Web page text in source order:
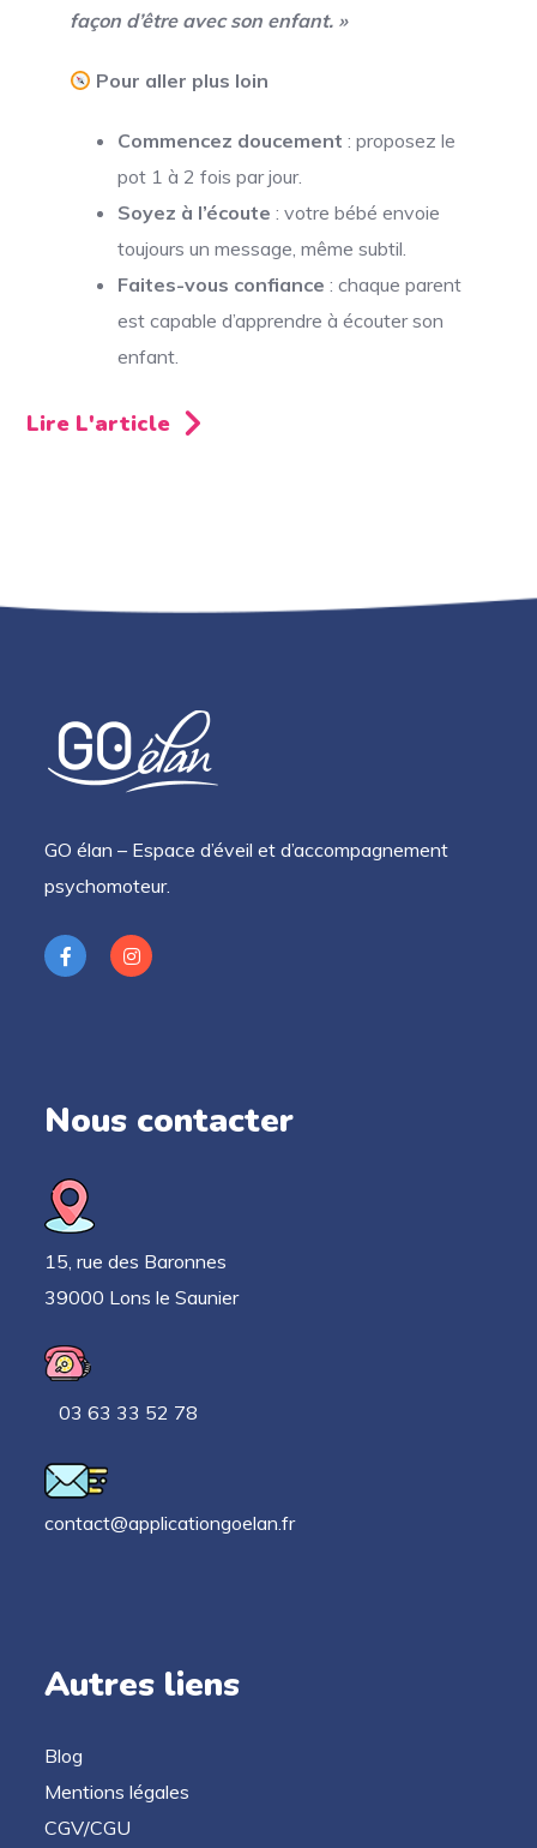
façon d’être avec son enfant. »
Pour aller plus loin
Commencez doucement : proposez le
pot 1 à 2 fois par jour.
Soyez à l’écoute : votre bébé envoie
toujours un message, même subtil.
Faites-vous confiance : chaque parent
est capable d’apprendre à écouter son
enfant.
Lire L'article
GO élan – Espace d’éveil et d’accompagnement
psychomoteur.
Nous contacter
15, rue des Baronnes
39000 Lons le Saunier
03 63 33 52 78
contact@applicationgoelan.fr
Autres liens
Blog
Mentions légales
CGV/CGU